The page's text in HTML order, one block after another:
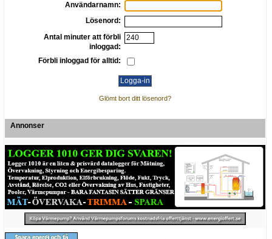
Användarnamn:
Lösenord:
Antal minuter att förbli
inloggad:
Förbli inloggad för alltid:
Glömt bort ditt lösenord?
Annonser